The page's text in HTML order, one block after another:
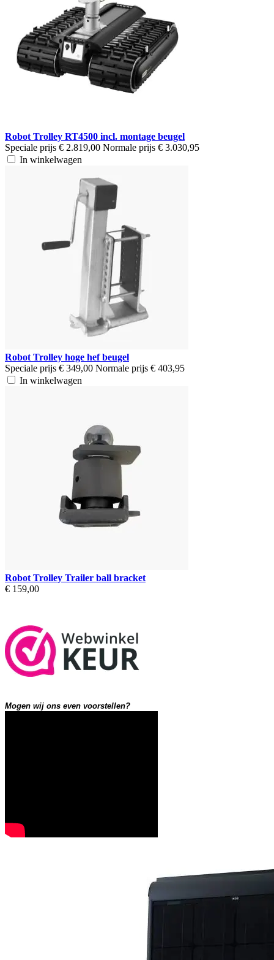
Robot Trolley RT4500 incl. montage beugel
Speciale prijs € 2.819,00 Normale prijs € 3.030,95
In winkelwagen
Robot Trolley hoge hef beugel
Speciale prijs € 349,00 Normale prijs € 403,95
In winkelwagen
Robot Trolley Trailer ball bracket
€ 159,00
Mogen wij ons even voorstellen?